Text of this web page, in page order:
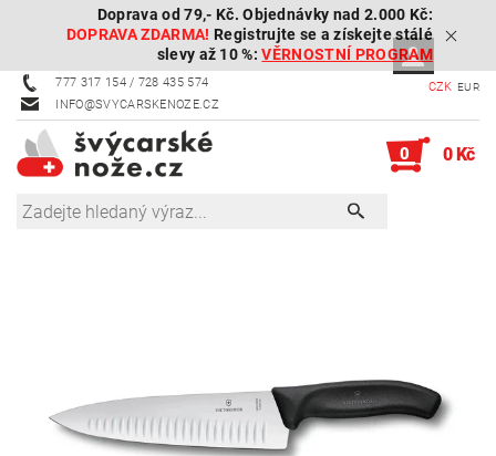
Doprava od 79,- Kč. Objednávky nad 2.000 Kč:
DOPRAVA ZDARMA! Registrujte se a získejte stálé
slevy až 10 %:VĚRNOSTNÍ PROGRAM
777 317 154 / 728 435 574
INFO@SVYCARSKENOZE.CZ
CZK EUR
0 0 Kč